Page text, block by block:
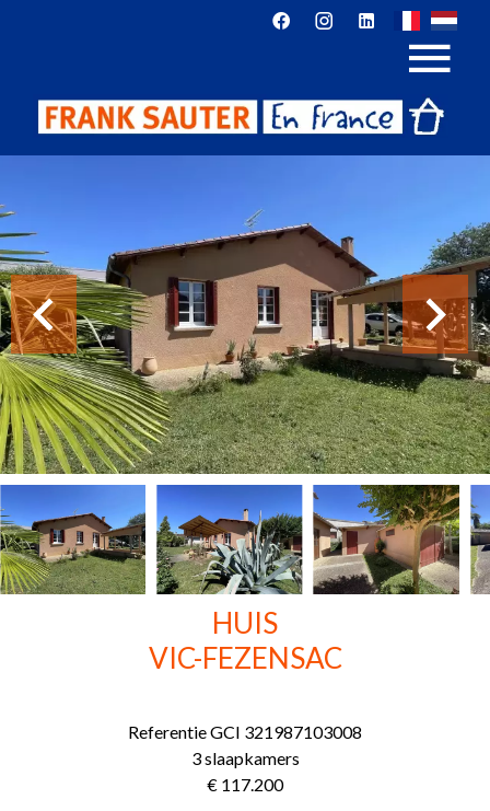
HUIS
VIC-FEZENSAC
ReferentieGCI 321987103008
3 slaapkamers
€ 117.200